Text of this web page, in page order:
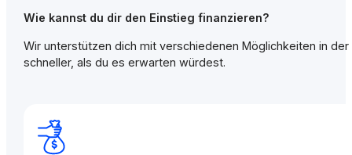
Wie kannst du dir den Einstieg finanzieren?
Wir unterstützen dich mit verschiedenen Möglichkeiten in
schneller, als du es erwarten würdest.